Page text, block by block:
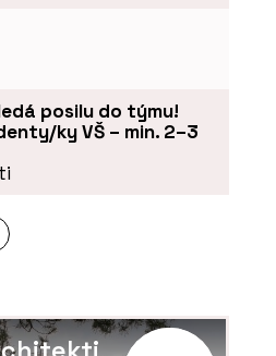
posilu do týmu!
ky VŠ – min. 2–3